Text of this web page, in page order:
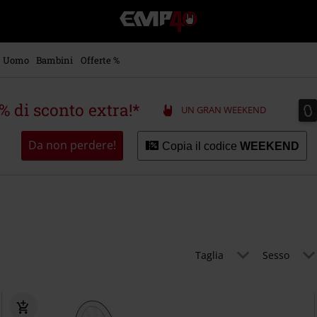
EMP
-
Musica,
Videogame
-
Abbigliamento
Uomo Bambini Offerte %
di sconto extra!* UN GRAN WEEKEND 0
0
Da non perdere! Copia il codice WEEKEND
Taglia Sesso